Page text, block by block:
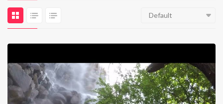
Default